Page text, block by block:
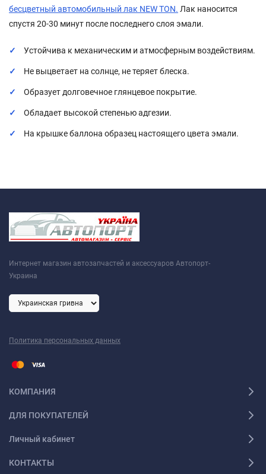
бесцветный автомобильный лак NEW TON. Лак наносится
спустя 20-30 минут после последнего слоя эмали.
Устойчива к механическим и атмосферным воздействиям.
Не выцветает на солнце, не теряет блеска.
Образует долговечное глянцевое покрытие.
Обладает высокой степенью адгезии.
На крышке баллона образец настоящего цвета эмали.
Интернет магазин автозапчастей и аксессуаров Автопорт-
Украина
Политика персональных данных
КОМПАНИЯ
ДЛЯ ПОКУПАТЕЛЕЙ
Личный кабинет
КОНТАКТЫ